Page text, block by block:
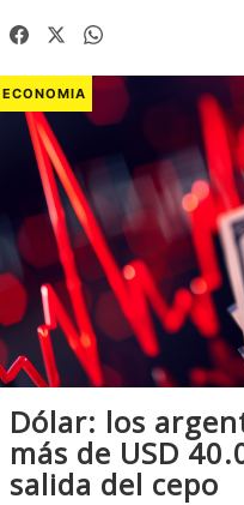
ECONOMIA
Dólar: los
más de USD
salida del cepo